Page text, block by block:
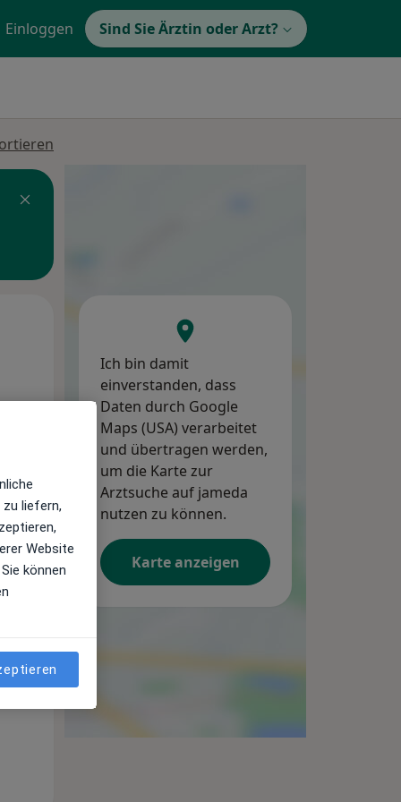
Einloggen Sind Sie Ärztin oder Arzt?
Ich bin damit
einverstanden, dass
Daten durch Google
Maps (USA) verarbeitet
und übertragen werden,
um die Karte zur
Arztsuche auf jameda
nutzen zu können.
Karte anzeigen
liefern,
Website
können